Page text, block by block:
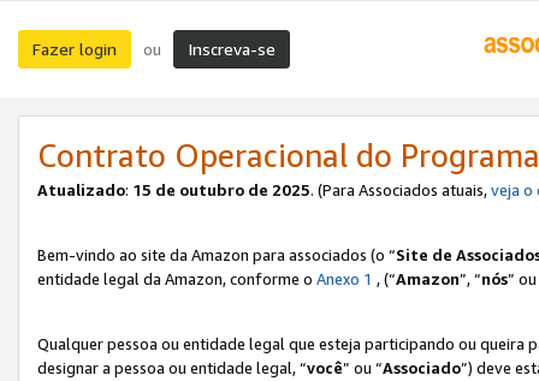
Fazer login ou Inscreva-se
Contrato Operacional do
Atualizado: 15 de outubro de 2025. (Para Associados atuais,veja o
Bem-vindo ao site da Amazon para associados (o “Site de
entidade legal da Amazon, conforme o Anexo 1 , (“Amazon”, “nós”
Qualquer pessoa ou entidade legal que esteja participando ou queira
designar a pessoa ou entidade legal, “você” ou “Associado”) deve